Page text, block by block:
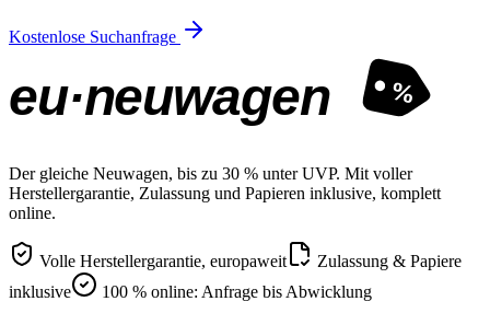
Kostenlose Suchanfrage
eu·neuwagen %
Der gleiche Neuwagen, bis zu 30 % unter UVP. Mit voller
Herstellergarantie, Zulassung und Papieren inklusive, komplett
online.
Volle Herstellergarantie, europaweit
Zulassung & Papiere
inklusive
100 % online: Anfrage bis Abwicklung